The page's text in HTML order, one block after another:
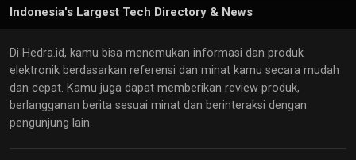
Indonesia's Largest Tech Directory & News
Di Hedra.id, kamu bisa menemukan informasi dan produk
elektronik berdasarkan referensi dan minat kamu secara mudah
dan cepat. Kamu juga dapat memberikan review produk,
berlangganan berita sesuai minat dan berinteraksi dengan
pengunjung lain.